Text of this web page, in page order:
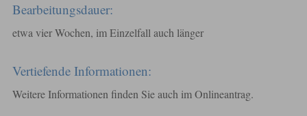
Bearbeitungsdauer:
etwa vier Wochen, im Einzelfall auch länger
Vertiefende Informationen:
Weitere Informationen finden Sie auch im Onlineantrag.